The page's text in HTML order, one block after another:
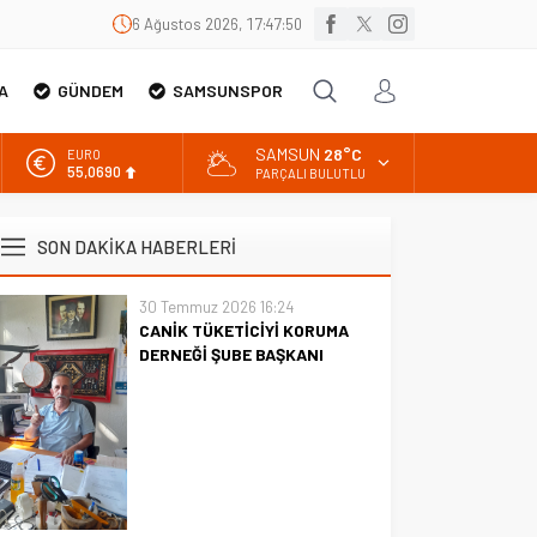
6 Ağustos 2026, 17:47:51
GÜNDEM SAMSUNSPOR
EURO
55,0690
BİST
13.788,73
DOLAR
47,5954
SAMSUN 28°C
PARÇALI BULUTLU
SON DAKİKA HABERLERİ
30 Temmuz 2026 16:24
CANİK TÜKETİCİYİ KORUMA
DERNEĞİ ŞUBE BAŞKANI